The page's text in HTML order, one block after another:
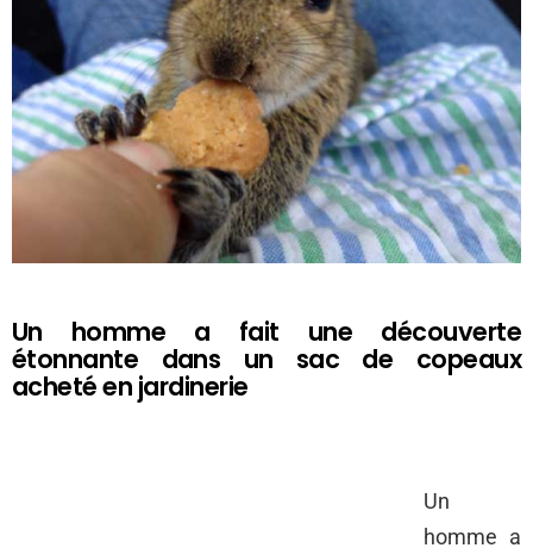
Un homme a fait une découverte
étonnante dans un sac de copeaux
acheté en jardinerie
Un
homme a